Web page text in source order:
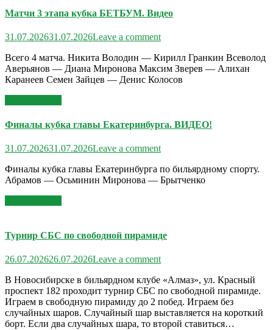
Матчи 3 этапа кубка БЕТБУМ. Видео
31.07.202631.07.2026Leave a comment
Всего 4 матча. Никита Володин — Кирилл Гранкин Всеволод
Аверьянов — Диана Миронова Максим Зверев — Алихан
Каранеев Семен Зайцев — Денис Колосов
Финалы кубка главы Екатеринбурга. ВИДЕО!
31.07.202631.07.2026Leave a comment
Финалы кубка главы Екатеринбурга по бильярдному спорту.
Абрамов — Осьминин Миронова — Брытченко
Турнир СБС по свободной пирамиде
26.07.202626.07.2026Leave a comment
В Новосибирске в бильярдном клубе «Алмаз», ул. Красный
проспект 182 проходит турнир СБС по свободной пирамиде.
Играем в свободную пирамиду до 2 побед. Играем без
случайных шаров. Случайный шар выставляется на короткий
борт. Если два случайных шара, то второй ставиться…